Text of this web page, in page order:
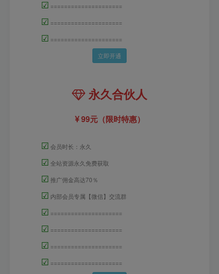
☑ =====================
☑ =====================
☑ =====================
立即开通
永久合伙人
99元（限时特惠）
☑ 会员时长：永久
☑ 全站资源永久免费获取
☑ 推广佣金高达70％
☑ 内部会员专属【微信】交流群
☑ =====================
☑ =====================
☑ =====================
☑ =====================